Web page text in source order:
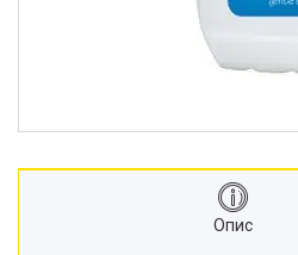
Корисна інформація для
Опис